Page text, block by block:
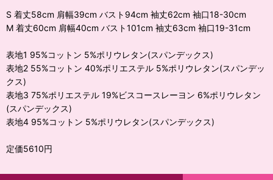
S 着丈58cm 肩幅39cm バスト94cm 袖丈62cm 袖口18-30cm
M 着丈60cm 肩幅40cm バスト101cm 袖丈63cm 袖口19-31cm
表地1 95%コットン 5%ポリウレタン(スパンデックス)
表地2 55%コットン 40%ポリエステル 5%ポリウレタン(スパンデッ
クス)
表地3 75%ポリエステル 19%ビスコースレーヨン 6%ポリウレタン
(スパンデックス)
表地4 95%コットン 5%ポリウレタン(スパンデックス)
定価5610円